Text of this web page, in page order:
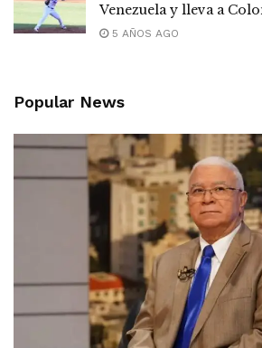
Venezuela y lleva a
5 AÑOS AGO
Popular News